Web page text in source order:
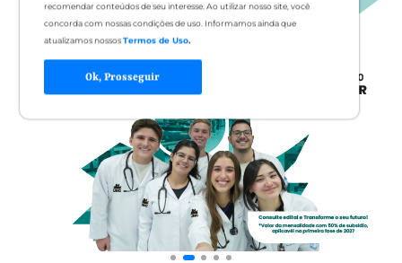
recomendar conteúdos de seu interesse. Ao utilizar nosso site, você
concorda com nossas condições de uso. Informamos ainda que
atualizamos nossosTermos de Uso.
Ok, Prosseguir